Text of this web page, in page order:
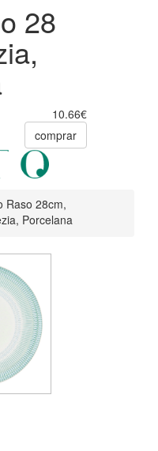
28
10.66€
comprar
Raso 28cm,
Porcelana